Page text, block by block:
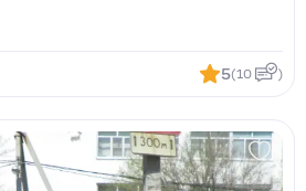
5(10 )